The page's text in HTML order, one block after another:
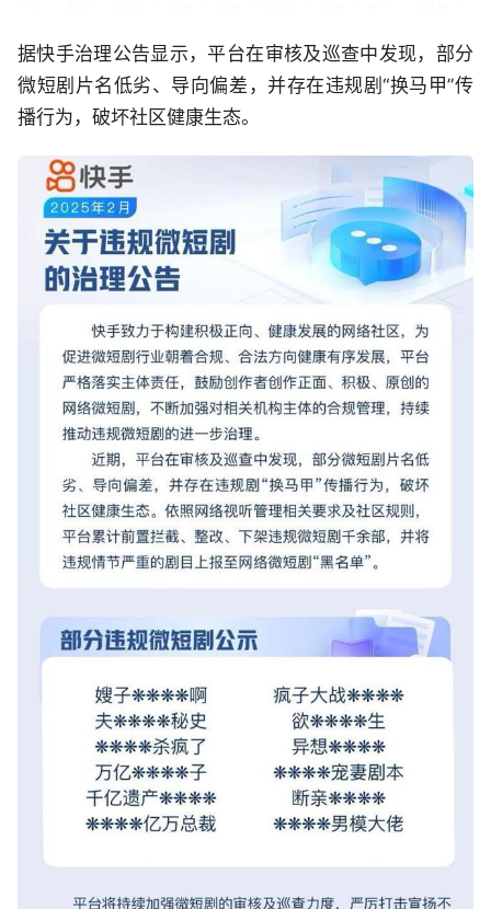
据快手治理公告显示，平台在审核及巡查中发现，部分
微短剧片名低劣、导向偏差，并存在违规剧“换马甲”传
播行为，破坏社区健康生态。